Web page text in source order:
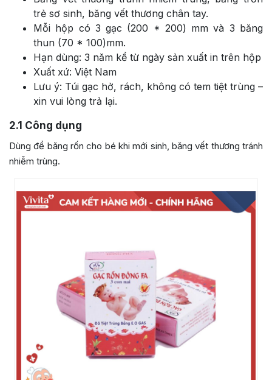
trẻ sơ sinh, băng vết thương chân tay.
Mỗi hộp có 3 gạc (200 * 200) mm và 3 băng
thun (70 * 100)mm.
Hạn dùng: 3 năm kể từ ngày sản xuất in trên hộp
Xuất xứ: Việt Nam
Lưu ý: Túi gạc hở, rách, không có tem tiệt trùng –
xin vui lòng trả lại.
2.1 Công dụng
Dùng để băng rốn cho bé khi mới sinh, băng vết thương tránh
nhiễm trùng.